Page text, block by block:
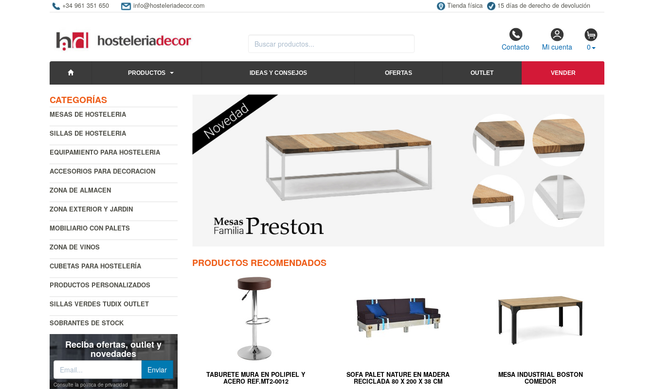
+34 961 351 650 info@hosteleriadecor.com Tienda física 15 días de derecho de devolución
Contacto Mi cuenta 0
PRODUCTOS IDEAS Y CONSEJOS OFERTAS OUTLET VENDER
CATEGORÍAS
MESAS DE HOSTELERIA
SILLAS DE HOSTELERIA
EQUIPAMIENTO PARA HOSTELERIA
ACCESORIOS PARA DECORACION
ZONA DE ALMACEN
ZONA EXTERIOR Y JARDIN
MOBILIARIO CON PALETS
ZONA DE VINOS
CUBETAS PARA HOSTELERÍA
PRODUCTOS PERSONALIZADOS
SILLAS VERDES TUDIX OUTLET
SOBRANTES DE STOCK
Reciba ofertas, outlet y
novedades
Consulte la política de privacidad
PRODUCTOS RECOMENDADOS
TABURETE MURA EN POLIPIEL Y
ACERO REF.MT2-0012
SOFA PALET NATURE EN MADERA
RECICLADA 80 X 200 X 38 CM
MESA INDUSTRIAL BOSTON
COMEDOR